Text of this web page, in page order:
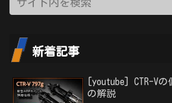
新着記事
[youtube] CTR-V
の解説